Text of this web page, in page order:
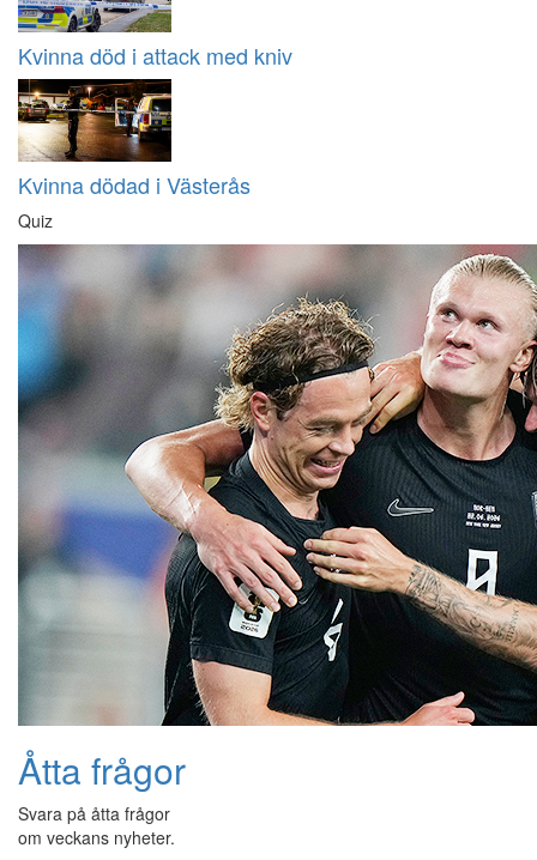
Kvinna död i attack med kniv
Kvinna dödad i Västerås
Quiz
Åtta frågor
Svara på åtta frågor
om veckans nyheter.